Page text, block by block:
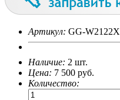
Артикул: GG-W2122X
Наличие: 2 шт.
Цена: 7 500 руб.
Количество: